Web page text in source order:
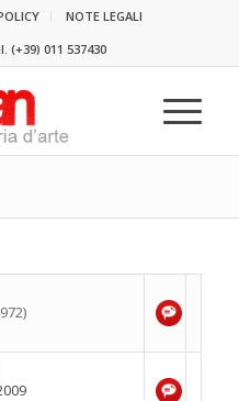
NOTE LEGALI
(+39) 011 537430